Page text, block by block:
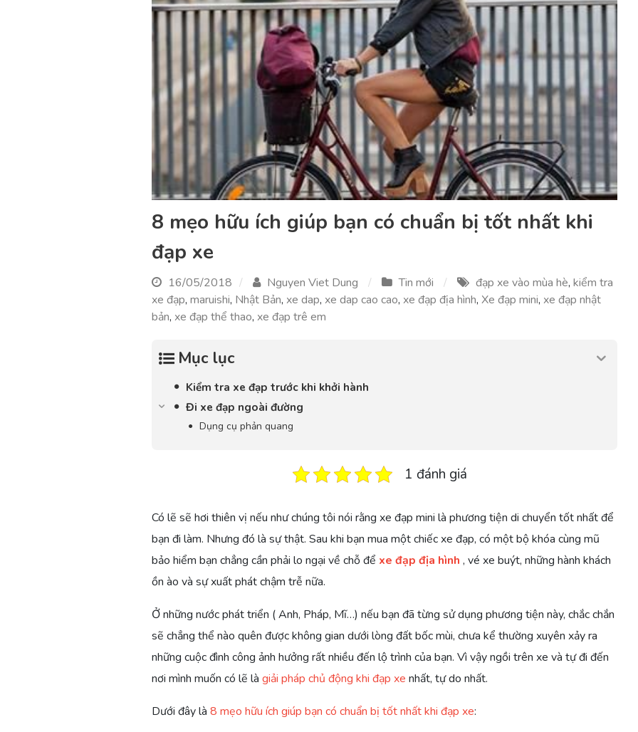
8 mẹo hữu ích giúp bạn có chuẩn bị tốt nhất khi
đạp xe
16/05/2018 Nguyen Viet Dung Tin mới đạp xe vào mùa hè, kiểm tra
xe đạp, maruishi, Nhật Bản, xe dap, xe dap cao cao, xe đạp địa hình, Xe đạp mini, xe đạp nhật
bản, xe đạp thể thao, xe đạp trê em
Mục lục
Kiểm tra xe đạp trước khi khởi hành
Đi xe đạp ngoài đường
Dụng cụ phản quang
1 đánh giá
Có lẽ sẽ hơi thiên vị nếu như chúng tôi nói rằng xe đạp mini là phương tiện di chuyển tốt nhất để
bạn đi làm. Nhưng đó là sự thật. Sau khi bạn mua một chiếc xe đạp, có một bộ khóa cùng mũ
bảo hiểm bạn chẳng cần phải lo ngại về chỗ để xe đạp địa hình , vé xe buýt, những hành khách
ồn ào và sự xuất phát chậm trễ nữa.
Ở những nước phát triển ( Anh, Pháp, Mĩ…) nếu bạn đã từng sử dụng phương tiện này, chắc chắn
sẽ chẳng thể nào quên được không gian dưới lòng đất bốc mùi, chưa kể thường xuyên xảy ra
những cuộc đình công ảnh hưởng rất nhiều đến lộ trình của bạn. Vì vậy ngồi trên xe và tự đi đến
nơi mình muốn có lẽ là giải pháp chủ động khi đạp xe nhất, tự do nhất.
Dưới đây là 8 mẹo hữu ích giúp bạn có chuẩn bị tốt nhất khi đạp xe: